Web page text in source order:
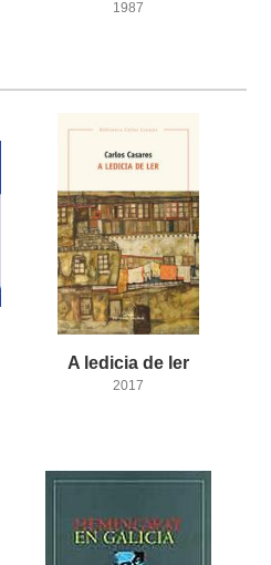
1987
A ledicia de ler
2017